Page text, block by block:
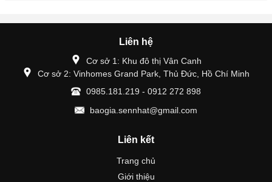
Liên hệ
Cơ sở 1: Khu đô thị Vân Canh
Cơ sở 2: Vinhomes Grand Park, Thủ Đức, Hồ Chí Minh
0985.181.219 - 0912 272 898
baogia.sennhat@gmail.com
Liên kết
Trang chủ
Giới thiệu